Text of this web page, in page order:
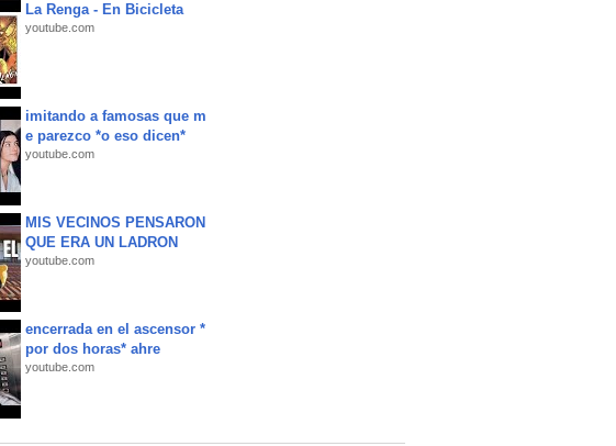
La Renga - En Bicicleta
youtube.com
imitando a famosas que m
e parezco *o eso dicen*
youtube.com
MIS VECINOS PENSARON
QUE ERA UN LADRON
youtube.com
encerrada en el ascensor *
por dos horas* ahre
youtube.com